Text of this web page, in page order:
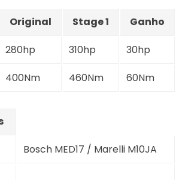
Original Stage 1 Ganho
280hp 310hp 30hp
400Nm 460Nm 60Nm
Bosch MED17 / Marelli M10JA